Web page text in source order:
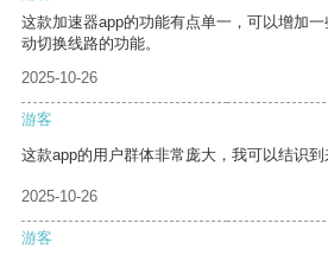
这款加速器app的功能有点单一，可以增加
动切换线路的功能。
2025-10-26
游客
这款app的用户群体非常庞大，我可以结识到
2025-10-26
游客